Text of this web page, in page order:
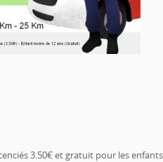
3.50€ et gratuit pour les